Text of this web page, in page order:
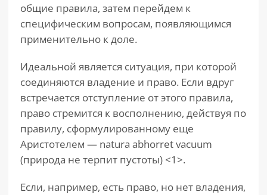
общие правила, затем перейдем к
специфическим вопросам, появляющимся
применительно к доле.
Идеальной является ситуация, при которой
соединяются владение и право. Если вдруг
встречается отступление от этого правила,
право стремится к восполнению, действуя по
правилу, сформулированному еще
Аристотелем — natura abhorret vacuum
(природа не терпит пустоты) <1>.
Если, например, есть право, но нет владения,